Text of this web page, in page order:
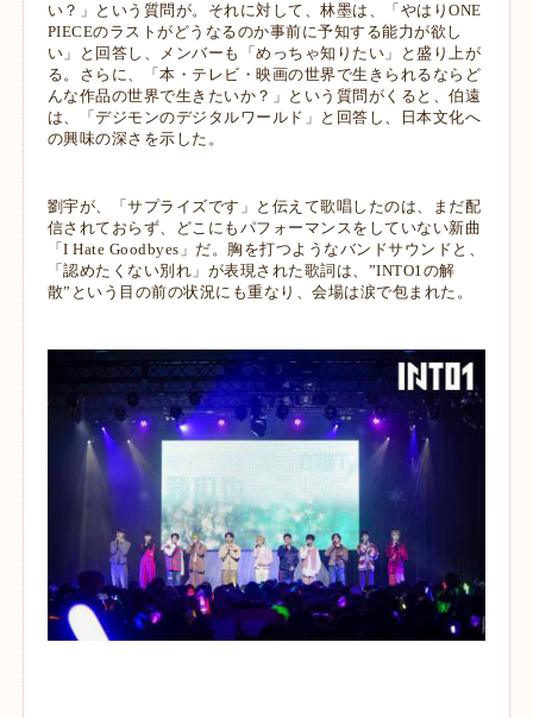
い？」という質問が。それに対して、​​林墨は、「やはりONE
PIECEのラストがどうなるのか事前に予知する能力が欲し
い」と回答し、
メンバーも「めっちゃ知りたい」と盛り上が
る。さらに、「本・テレビ・映画の世界で生きられるならど
んな作品の世界で生きたいか？」という質問がくると、伯遠
は、「デジモンのデジタルワールド」と回答し、日本文化へ
の興味の深さを示した。
劉宇が、「サプライズです」と伝えて歌唱したのは、まだ配
信されておらず、どこにもパフォーマンスをしていない新曲
「I Hate Goodbyes」だ。胸を打つよう なバンドサウンドと、
「認めたくない別れ」が表現された歌詞は、”INTO1の解
散”という目の前の状況にも重なり、会場は涙で包まれた。